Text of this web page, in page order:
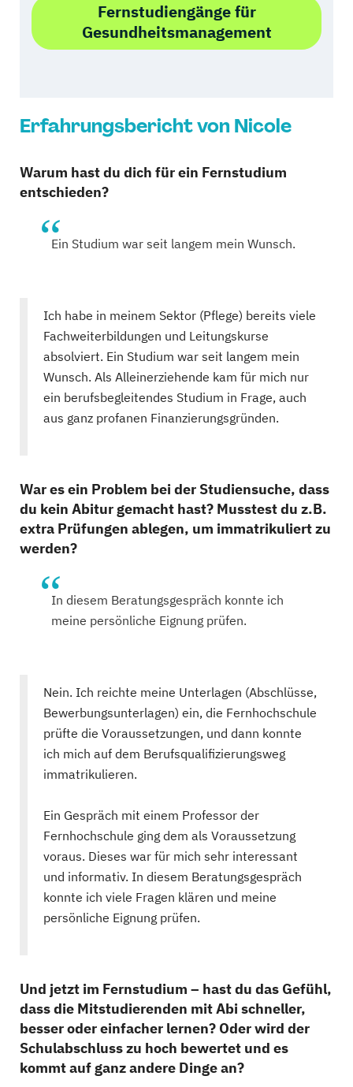
Fernstudiengänge für
Gesundheitsmanagement
Erfahrungsbericht von Nicole
Warum hast du dich für ein Fernstudium
entschieden?
Ein Studium war seit langem mein Wunsch.
Ich habe in meinem Sektor (Pflege) bereits viele
Fachweiterbildungen und Leitungskurse
absolviert. Ein Studium war seit langem mein
Wunsch. Als Alleinerziehende kam für mich nur
ein berufsbegleitendes Studium in Frage, auch
aus ganz profanen Finanzierungsgründen.
War es ein Problem bei der Studiensuche, dass
du kein Abitur gemacht hast? Musstest du z.B.
extra Prüfungen ablegen, um immatrikuliert zu
werden?
In diesem Beratungsgespräch konnte ich
meine persönliche Eignung prüfen.
Nein. Ich reichte meine Unterlagen (Abschlüsse,
Bewerbungsunterlagen) ein, die Fernhochschule
prüfte die Voraussetzungen, und dann konnte
ich mich auf dem Berufsqualifizierungsweg
immatrikulieren.
Ein Gespräch mit einem Professor der
Fernhochschule ging dem als Voraussetzung
voraus. Dieses war für mich sehr interessant
und informativ. In diesem Beratungsgespräch
konnte ich viele Fragen klären und meine
persönliche Eignung prüfen.
Und jetzt im Fernstudium – hast du das Gefühl,
dass die Mitstudierenden mit Abi schneller,
besser oder einfacher lernen? Oder wird der
Schulabschluss zu hoch bewertet und es
kommt auf ganz andere Dinge an?